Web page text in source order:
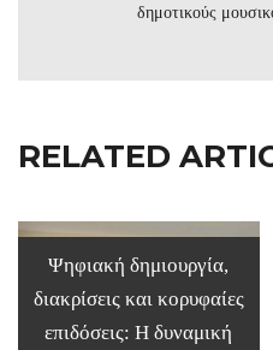
δημοτικούς
RELATED
Ψηφιακή δημιουργία,
διακρίσεις και κορυφαίες
επιδόσεις: Η δυναμική